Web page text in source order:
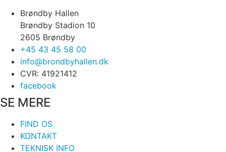
Brøndby Hallen
Brøndby Stadion 10
2605 Brøndby
+45 43 45 58 00
info@brondbyhallen.dk
CVR: 41921412
facebook
SE MERE
FIND OS
KONTAKT
TEKNISK INFO